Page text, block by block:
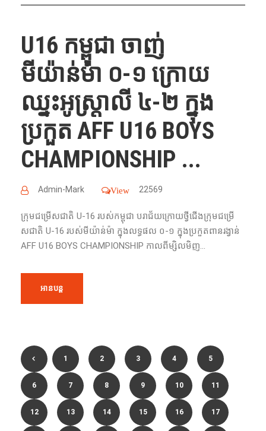
U16 កម្ពុជា ចាញ់​
មីយ៉ាន់ម៉ា​ ០-១ ក្រោយ​
ឈ្នះ​អូស្ត្រាលី​ ៤-២ ក្នុង​
ប្រកួត​ AFF U16 BOYS
CHAMPIONSHIP ...
Admin-Mark View 22569
ក្រុម​ជម្រើសជាតិ​ U-16 របស់​កម្ពុជា​ បរាជ័យក្រោយថ្វីជើងក្រុម​ជម្រើ
សជាតិ​ U-16 របស់​មីយ៉ាន់ម៉ា​​ ក្នុង​លទ្ធផល​ ០-១ ក្នុង​ប្រកួត​ពាន​រង្វាន់
AFF U16 BOYS CHAMPIONSHIP កាលពីម្សិលមិញ...
អានបន្ត
1 2 3 4 5
6 7 8 9 10 11
12 13 14 15 16 17